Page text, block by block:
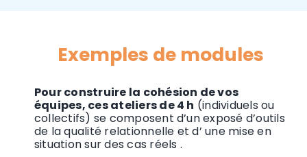
Exemples de modules
Pour construire la cohésion de vos
équipes, ces ateliers de 4 h (individuels ou
collectifs) se composent d’un exposé d’outils
de la qualité relationnelle et d’ une mise en
situation sur des cas réels .